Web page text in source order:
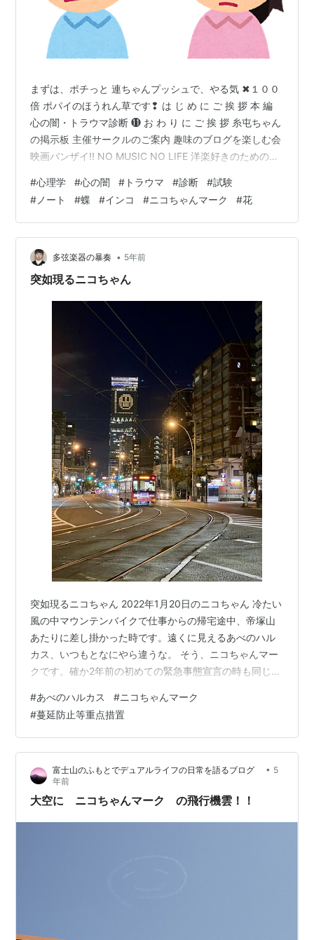
まずは、ポチっと 連ちゃんプッシュで、やる気 ✖１００
倍 ポパイのほうれん草です❢ は じ め に ご 挨 拶 本 編
心の闇・トラウマ診断 ⓫ お わ り に ご 挨 拶 糸屯ちゃん
の掲示板 主催サークルのご案内 趣味のブログを楽しむ会
映画バンザイ!! NO MUSIC NO LIFE 洋楽好きのためのサ
創めた人のサークル ブログサークルコメント ＃ハッシュ
タグ（IN POINT） やる気 ✖１００倍 ポパイのほうれん
草 は じ め に ご 挨 拶 おばんです _ _))ﾍﾟｺﾘ 白石です本日
のテーマは、話題を戻しての 心理学は摩訶…
#心理学 #心の闇 # トラウマ #診断 #試験
# ノート #蝶 #インコ #ニコちゃんマーク #花
多弦楽器の暴奏 • 5年前
突如現るニコちゃん
突如現るニコちゃん 2022年1月20日のニコちゃん 冷たい
風の中マウンテンバイクで仕事からの帰宅途中、帝塚山
あたりに差し掛かった時です。遠くに見えるあべのハル
カス、いつもとなにやら違うな。 そう、ニコちゃんマー
クです。確か2年前の初めての緊急事態宣言の時も同じよ
な」という勇気つけるためののメッセージなのでしょ
う。 仕事で疲れた帰り道でしたが、急にテンションが上
がって近くまで寄り道してアップの写真まで撮って帰り
ました。 よく見ると。。。 よく見ると口角の部分、カー
テンを片側半分だけ閉じて表現しているのがわかりまし
た。素晴らしい、でもこういうこと…
#あべのハルカス #ニコちゃんマーク
#蔓延防止等重点措置
富士山のふもとでデュアルライフの日常を語るブログ • 5
年前
大空に ニコちゃんマーク の飛行機雲！！